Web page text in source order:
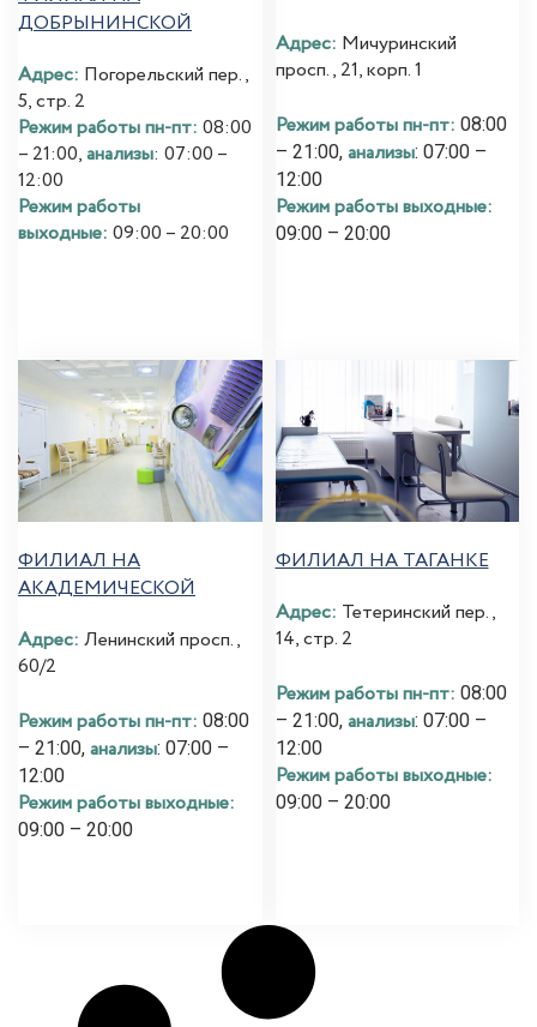
ДОБРЫНИНСКОЙ
Адрес: Погорельский пер.,
5, стр. 2
Режим работы пн-пт: 08:00
– 21:00,анализы: 07:00 –
12:00
Режим работы
выходные: 09:00 – 20:00
Адрес: Мичуринский
просп., 21, корп. 1
Режим работы пн-пт: 08:00
– 21:00, анализы: 07:00 –
12:00
Режим работы выходные:
09:00 – 20:00
ФИЛИАЛ НА
АКАДЕМИЧЕСКОЙ
Адрес: Ленинский просп.,
60/2
Режим работы пн-пт: 08:00
– 21:00, анализы: 07:00 –
12:00
Режим работы выходные:
09:00 – 20:00
ФИЛИАЛ НА ТАГАНКЕ
Адрес: Тетеринский пер.,
14, стр. 2
Режим работы пн-пт: 08:00
– 21:00, анализы: 07:00 –
12:00
Режим работы выходные:
09:00 – 20:00